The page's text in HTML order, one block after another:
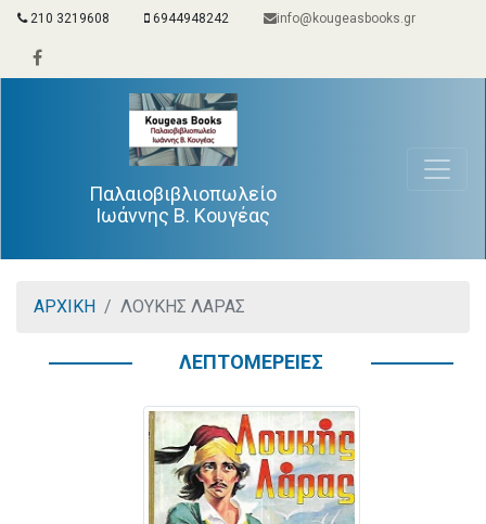
210 3219608 6944948242 info@kougeasbooks.gr
Παλαιοβιβλιοπωλείο
Ιωάννης Β. Κουγέας
ΑΡΧΙΚΗ ΛΟΥΚΗΣ ΛΑΡΑΣ
ΛΕΠΤΟΜΕΡΕΙΕΣ